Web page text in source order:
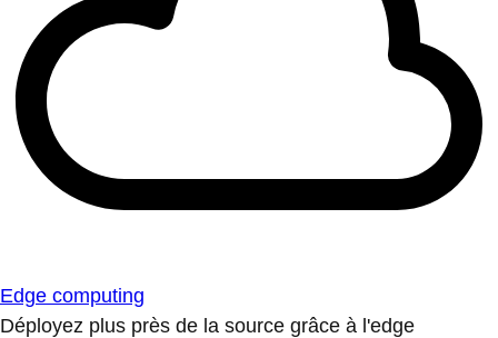
Edge computing
Déployez plus près de la source grâce à l'edge